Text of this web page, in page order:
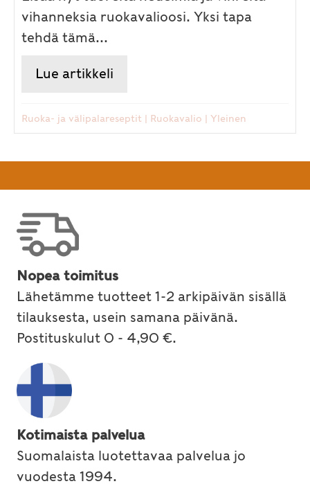
vihanneksia ruokavalioosi. Yksi tapa
tehdä tämä...
Lue artikkeli
Ruoka- ja välipalareseptit | Ruokavalio | Yleinen
Nopea toimitus
Lähetämme tuotteet 1-2 arkipäivän sisällä
tilauksesta, usein samana päivänä.
Postituskulut 0 - 4,90 €.
Kotimaista palvelua
Suomalaista luotettavaa palvelua jo
vuodesta 1994.